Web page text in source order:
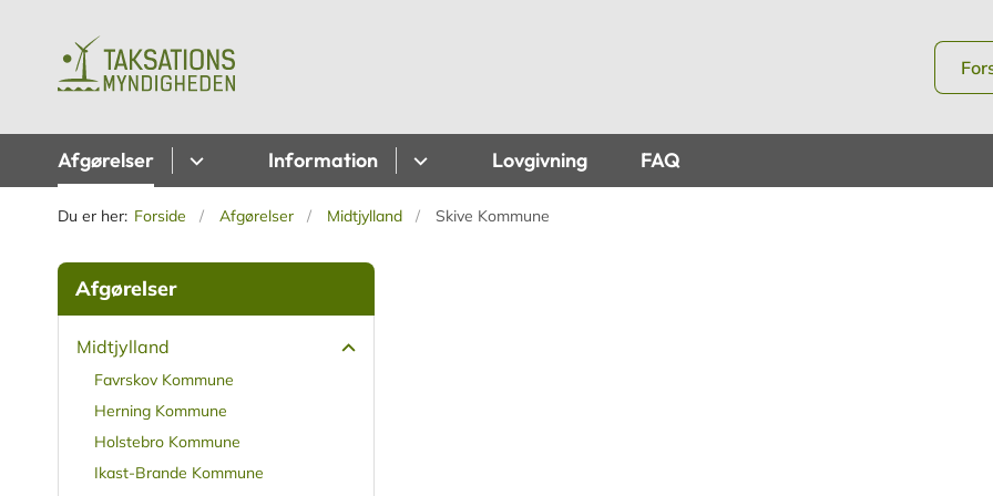
Afgørelser Information Lovgivning FAQ
Du er her: Forside Afgørelser Midtjylland Skive Kommune
Afgørelser
Midtjylland
Favrskov Kommune
Herning Kommune
Holstebro Kommune
Ikast-Brande Kommune